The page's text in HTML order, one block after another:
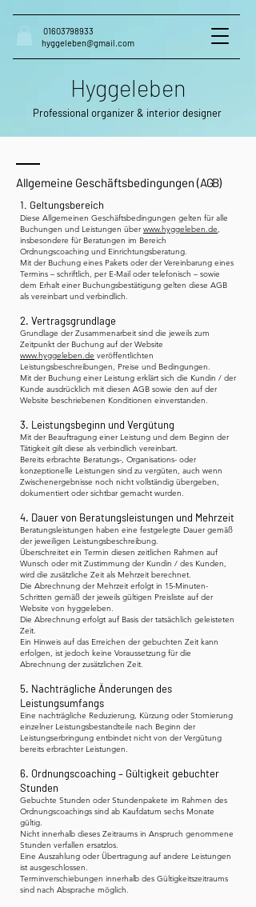
Professional organizer & interior designer
Hyggeleben
01603798933
hyggeleben@gmail.com
​Allgemeine Geschäftsbedingungen (AGB)
1. Geltungsbereich
Diese Allgemeinen Geschäftsbedingungen gelten für alle
Buchungen und Leistungen überwww.hyggeleben.de,
insbesondere für Beratungen im Bereich
Ordnungscoaching und Einrichtungsberatung.
Mit der Buchung eines Pakets oder der Vereinbarung eines
Termins – schriftlich, per E-Mail oder telefonisch – sowie
dem Erhalt einer Buchungsbestätigung gelten diese AGB
als vereinbart und verbindlich.
2. Vertragsgrundlage
Grundlage der Zusammenarbeit sind die jeweils zum
Zeitpunkt der Buchung auf der Website
www.hyggeleben.de veröffentlichten
Leistungsbeschreibungen, Preise und Bedingungen.
Mit der Buchung einer Leistung erklärt sich die Kundin / der
Kunde ausdrücklich mit diesen AGB sowie den auf der
Website beschriebenen Konditionen einverstanden.
3. Leistungsbeginn und Vergütung
Mit der Beauftragung einer Leistung und dem Beginn der
Tätigkeit gilt diese als verbindlich vereinbart.
Bereits erbrachte Beratungs-, Organisations- oder
konzeptionelle Leistungen sind zu vergüten, auch wenn
Zwischenergebnisse noch nicht vollständig übergeben,
dokumentiert oder sichtbar gemacht wurden.
4. Dauer von Beratungsleistungen und Mehrzeit
Beratungsleistungen haben eine festgelegte Dauer gemäß
der jeweiligen Leistungsbeschreibung.
Überschreitet ein Termin diesen zeitlichen Rahmen auf
Wunsch oder mit Zustimmung der Kundin / des Kunden,
wird die zusätzliche Zeit als Mehrzeit berechnet.
Die Abrechnung der Mehrzeit erfolgt in 15-Minuten-
Schritten gemäß der jeweils gültigen Preisliste auf der
Website von hyggeleben.
Die Abrechnung erfolgt auf Basis der tatsächlich geleisteten
Zeit.
Ein Hinweis auf das Erreichen der gebuchten Zeit kann
erfolgen, ist jedoch keine Voraussetzung für die
Abrechnung der zusätzlichen Zeit.
5. Nachträgliche Änderungen des
Leistungsumfangs
Eine nachträgliche Reduzierung, Kürzung oder Stornierung
einzelner Leistungsbestandteile nach Beginn der
Leistungserbringung entbindet nicht von der Vergütung
bereits erbrachter Leistungen.
6. Ordnungscoaching – Gültigkeit gebuchter
Stunden
Gebuchte Stunden oder Stundenpakete im Rahmen des
Ordnungscoachings sind ab Kaufdatum sechs Monate
gültig.
Nicht innerhalb dieses Zeitraums in Anspruch genommene
Stunden verfallen ersatzlos.
Eine Auszahlung oder Übertragung auf andere Leistungen
ist ausgeschlossen.
Terminverschiebungen innerhalb des Gültigkeitszeitraums
sind nach Absprache möglich.